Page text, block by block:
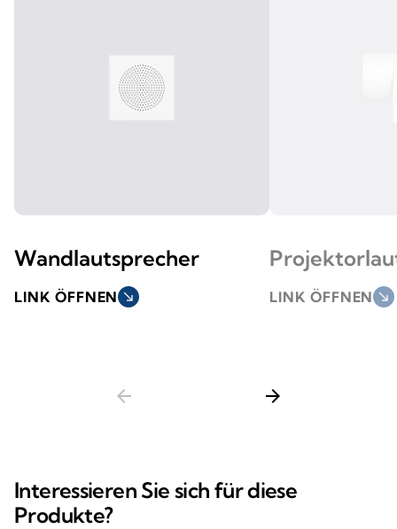
Wandlautsprecher
LINK ÖFFNEN south_east LINK ÖFFNEN south_east
arrow_back arrow_forward
Interessieren Sie sich für diese
Produkte?